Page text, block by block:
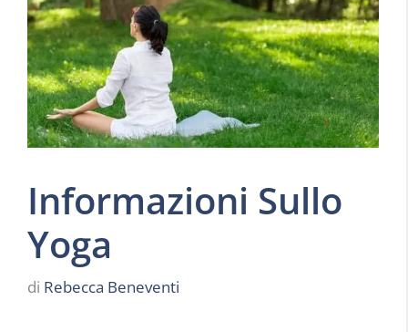
Informazioni Sullo
Yoga
di Rebecca Beneventi